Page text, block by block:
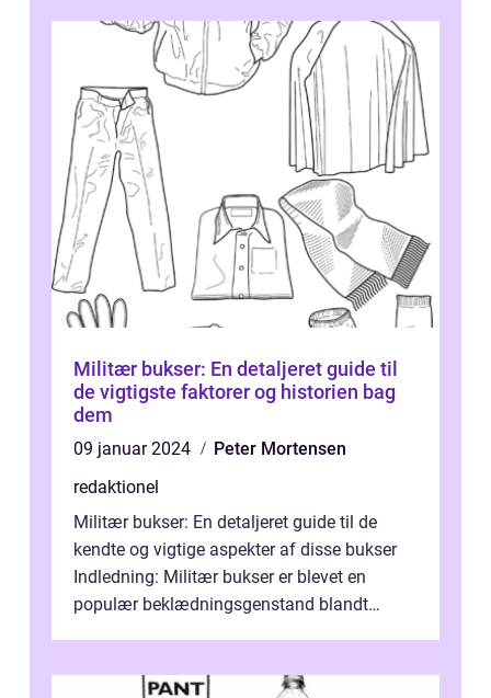
Militær bukser: En detaljeret guide til
de vigtigste faktorer og historien bag
dem
09 januar 2024
Peter Mortensen
redaktionel
Militær bukser: En detaljeret guide til de
kendte og vigtige aspekter af disse bukser
Indledning: Militær bukser er blevet en
populær beklædningsgenstand blandt